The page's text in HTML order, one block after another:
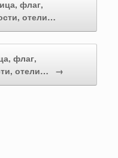
флаг,
отели…
флаг,
отели…
→